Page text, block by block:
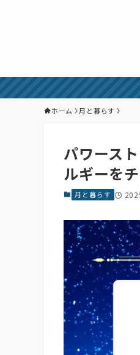
ホーム 月と暮らす
パワース
ルギーを
月と暮らす